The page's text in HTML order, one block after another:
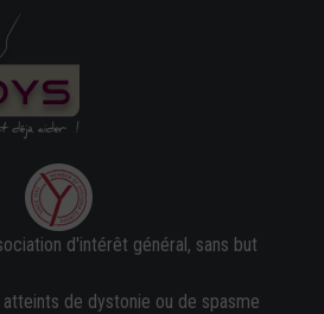
d'intérêt général, sans but
de dystonie ou de spasme